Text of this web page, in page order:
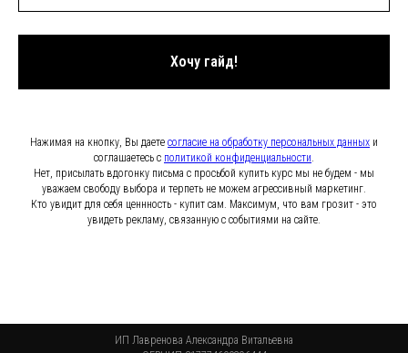
Хочу гайд!
Нажимая на кнопку, Вы даете согласие на обработку персональных данных и
соглашаетесь c политикой конфиденциальности
Нет, присылать вдогонку письма с просьбой купить курс мы не будем - мы
уважаем свободу выбора и терпеть не можем агрессивный маркетинг.
Кто увидит для себя ценнность - купит сам. Максимум, что вам грозит - это
увидеть рекламу, связанную с событиями на сайте.
ИП Лавренова Александра Витальевна